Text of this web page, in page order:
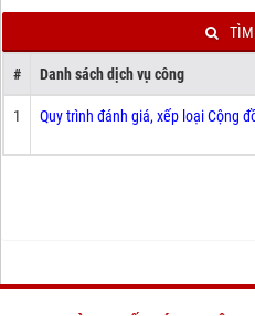
# Danh sách dịch vụ công
1 Quy trình đánh giá, xếp loại Cộng